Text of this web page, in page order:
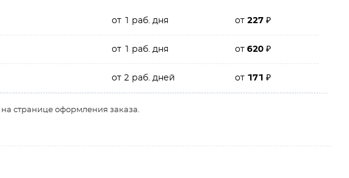
от 1 раб. дня от227₽
от 1 раб. дня от620₽
от 2 раб. дней от 171₽
странице оформления заказа.